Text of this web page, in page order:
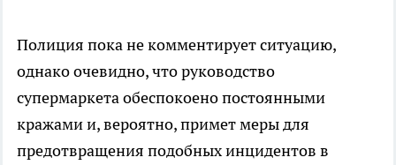
Полиция пока не комментирует ситуацию,
однако очевидно, что руководство
супермаркета обеспокоено постоянными
кражами и, вероятно, примет меры для
предотвращения подобных инцидентов в